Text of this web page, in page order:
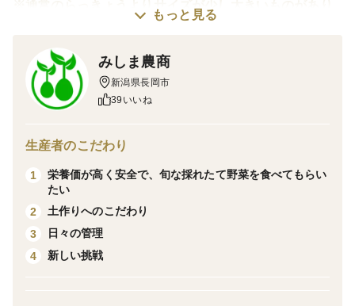
※通常のらっきょうよりサイズが少し大きいものがあり
栽培・生産のこだわり
・農薬5割減
出荷について
出荷から届くまでの日数（午前12時差出/最短）
もっと見る
みしま農商
新潟県長岡市
39いいね
生産者のこだわり
1
栄養価が高く安全で、旬な採れたて野菜を食べてもらい
たい
2
土作りへのこだわり
3
日々の管理
4
新しい挑戦